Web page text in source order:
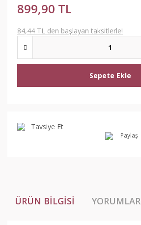
899,90 TL
84,44 TL den başlayan taksitlerle!
Sepete Ekle
Tavsiye Et
Paylaş
ÜRÜN BILGISI YORUMLAR